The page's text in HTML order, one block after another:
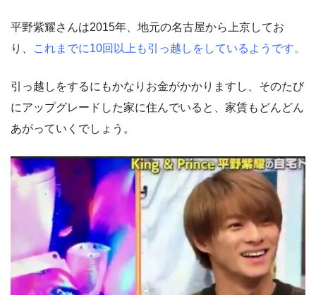
平野紫耀さんは2015年、地元の名古屋から上京してお
り、
これまでに10回以上も引っ越しをしているようです。
引っ越しをするにもかなりお金がかかりますし、そのたび
にアップグレードした家に住んでいると、家賃もどんどん
あがっていくでしょう。